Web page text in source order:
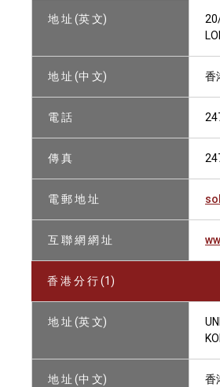
地 址 (英 文)
地 址 (中 文) 香
電 話
傳 真
電 郵 地 址
互 聯 網 網 址
香 港 分 行 (1)
地 址 (英 文)
地 址 (中 文) 香